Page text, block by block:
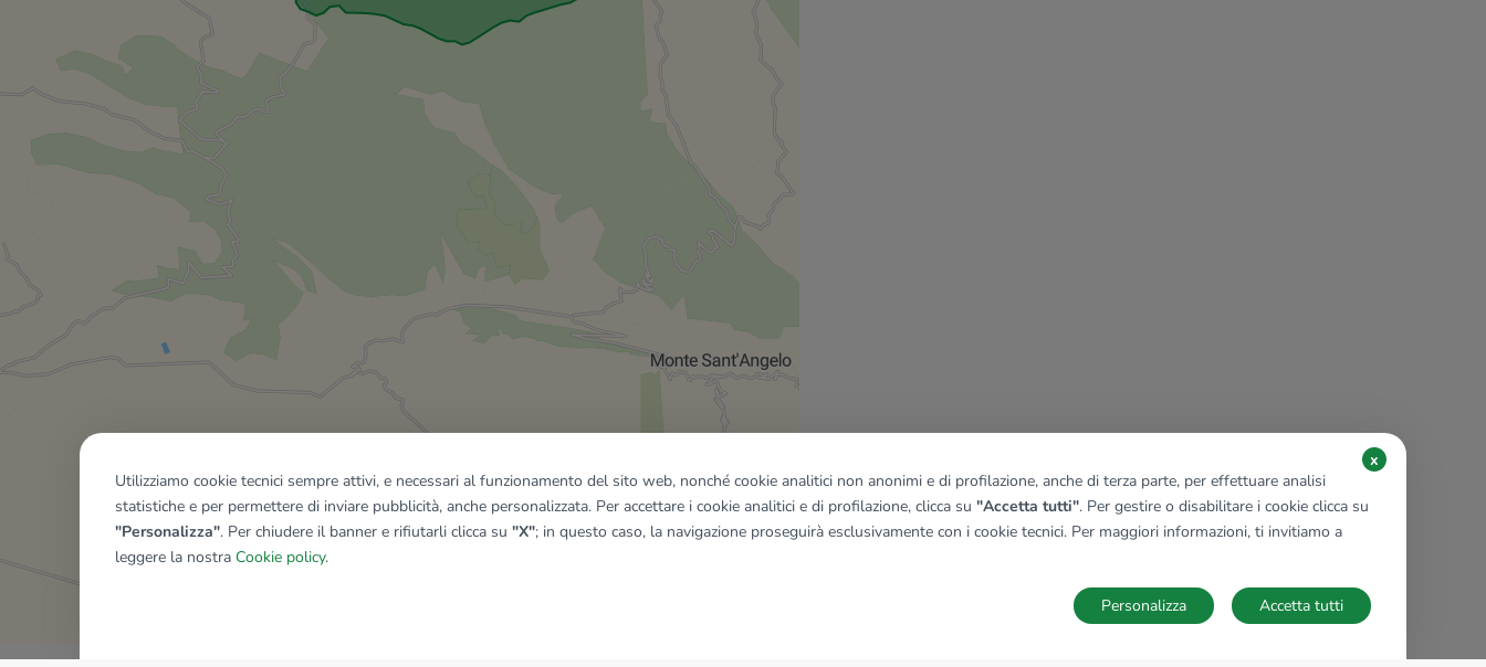
Mostra tutti gli immobili del riquadro
Utilizziamo cookie tecnici sempre attivi, e necessari al funzionamento del sito web, nonché cookie analitici non anonimi e di profilazione, anche di terza parte, per effettuare analisi
statistiche e per permettere di inviare pubblicità, anche personalizzata. Per accettare i cookie analitici e di profilazione, clicca su "Accetta tutti". Per gestire o disabilitare i cookie clicca su
"Personalizza". Per chiudere il banner e rifiutarli clicca su "X"; in questo caso, la navigazione proseguirà esclusivamente con i cookie tecnici. Per maggiori informazioni, ti invitiamo a
leggere la nostra Cookie policy.
x
Accetta tutti
Personalizza